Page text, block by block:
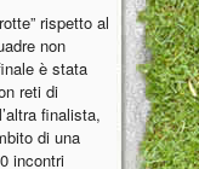
rispetto al
non
è stata
reti di
finalista,
di una
incontri